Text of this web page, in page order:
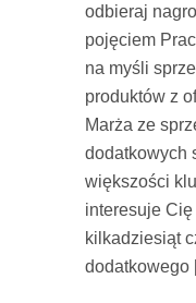
odbieraj
pojęciem
na myśli
produktów z
Marża ze
dodatkowych
większości
interesuje
kilkadziesiąt